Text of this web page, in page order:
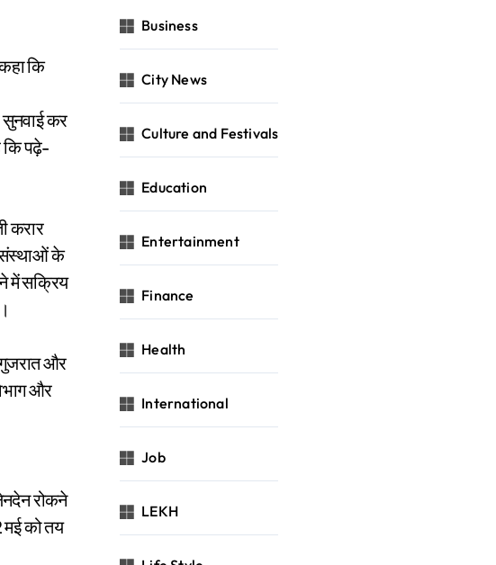
कि
सुनवाई कर
कि पढ़े-
करार
संस्थाओं के
में सक्रिय
और
और
रोकने
मई को तय
Business
City News
Culture and Festivals
Education
Entertainment
Finance
Health
International
Job
LEKH